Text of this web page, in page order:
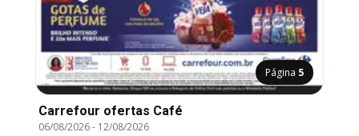
Página 5
Carrefour ofertas Café
06/08/2026- 12/08/2026